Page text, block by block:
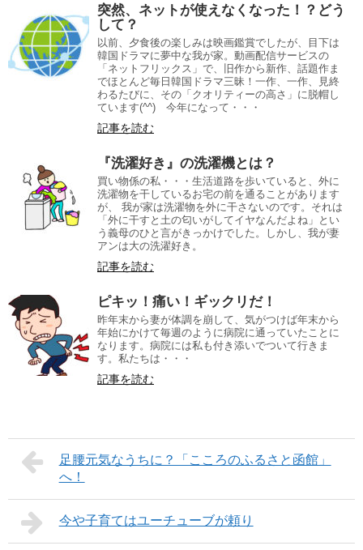
突然、ネットが使えなくなった！？どう
して？
以前、夕食後の楽しみは映画鑑賞でしたが、目下は
韓国ドラマに夢中な我が家。動画配信サービスの
「ネットフリックス」で、旧作から新作、話題作ま
でほとんど毎日韓国ドラマ三昧！一作、一作、見終
わるたびに、その「クオリティーの高さ」に脱帽し
ています(^^) 今年になって・・・
記事を読む
『洗濯好き』の洗濯機とは？
買い物係の私・・・生活道路を歩いていると、外に
洗濯物を干しているお宅の前を通ることがあります
が、 我が家は洗濯物を外に干さないのです。それは
「外に干すと土の匂いがしてイヤなんだよね」とい
う義母のひと言がきっかけでした。しかし、我が妻
アンは大の洗濯好き。
記事を読む
ピキッ！痛い！ギックリだ！
昨年末から妻が体調を崩して、気がつけば年末から
年始にかけて毎週のように病院に通っていたことに
なります。病院には私も付き添いでついて行きま
す。私たちは・・・
記事を読む
足腰元気なうちに？「こころのふるさと函館」
へ！
今や子育てはユーチューブが頼り